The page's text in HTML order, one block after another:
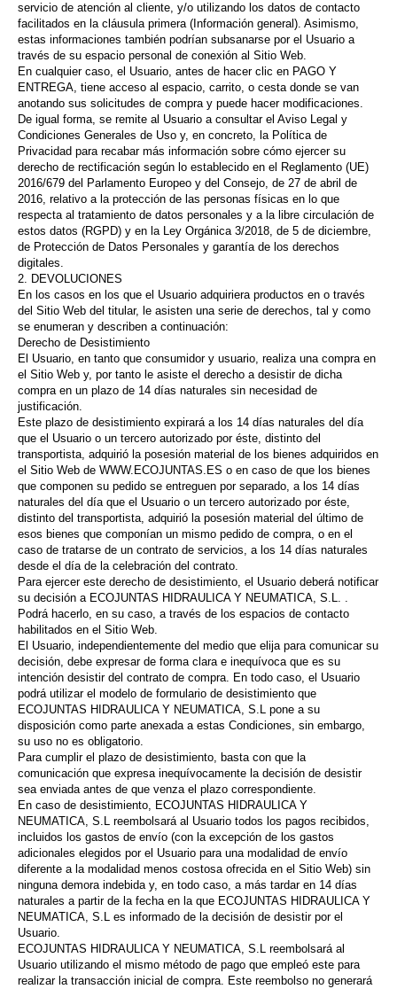
servicio de atención al cliente, y/o utilizando los datos de contacto
facilitados en la cláusula primera (Información general). Asimismo,
estas informaciones también podrían subsanarse por el Usuario a
través de su espacio personal de conexión al Sitio Web.
En cualquier caso, el Usuario, antes de hacer clic en PAGO Y
ENTREGA, tiene acceso al espacio, carrito, o cesta donde se van
anotando sus solicitudes de compra y puede hacer modificaciones.
De igual forma, se remite al Usuario a consultar el Aviso Legal y
Condiciones Generales de Uso y, en concreto, la Política de
Privacidad para recabar más información sobre cómo ejercer su
derecho de rectificación según lo establecido en el Reglamento (UE)
2016/679 del Parlamento Europeo y del Consejo, de 27 de abril de
2016, relativo a la protección de las personas físicas en lo que
respecta al tratamiento de datos personales y a la libre circulación de
estos datos (RGPD) y en la Ley Orgánica 3/2018, de 5 de diciembre,
de Protección de Datos Personales y garantía de los derechos
digitales.
2. DEVOLUCIONES
En los casos en los que el Usuario adquiriera productos en o través
del Sitio Web del titular, le asisten una serie de derechos, tal y como
se enumeran y describen a continuación:
Derecho de Desistimiento
El Usuario, en tanto que consumidor y usuario, realiza una compra en
el Sitio Web y, por tanto le asiste el derecho a desistir de dicha
compra en un plazo de 14 días naturales sin necesidad de
justificación.
Este plazo de desistimiento expirará a los 14 días naturales del día
que el Usuario o un tercero autorizado por éste, distinto del
transportista, adquirió la posesión material de los bienes adquiridos en
el Sitio Web de WWW.ECOJUNTAS.ES o en caso de que los bienes
que componen su pedido se entreguen por separado, a los 14 días
naturales del día que el Usuario o un tercero autorizado por éste,
distinto del transportista, adquirió la posesión material del último de
esos bienes que componían un mismo pedido de compra, o en el
caso de tratarse de un contrato de servicios, a los 14 días naturales
desde el día de la celebración del contrato.
Para ejercer este derecho de desistimiento, el Usuario deberá notificar
su decisión a ECOJUNTAS HIDRAULICA Y NEUMATICA, S.L. .
Podrá hacerlo, en su caso, a través de los espacios de contacto
habilitados en el Sitio Web.
El Usuario, independientemente del medio que elija para comunicar su
decisión, debe expresar de forma clara e inequívoca que es su
intención desistir del contrato de compra. En todo caso, el Usuario
podrá utilizar el modelo de formulario de desistimiento que
ECOJUNTAS HIDRAULICA Y NEUMATICA, S.L pone a su
disposición como parte anexada a estas Condiciones, sin embargo,
su uso no es obligatorio.
Para cumplir el plazo de desistimiento, basta con que la
comunicación que expresa inequívocamente la decisión de desistir
sea enviada antes de que venza el plazo correspondiente.
En caso de desistimiento, ECOJUNTAS HIDRAULICA Y
NEUMATICA, S.L reembolsará al Usuario todos los pagos recibidos,
incluidos los gastos de envío (con la excepción de los gastos
adicionales elegidos por el Usuario para una modalidad de envío
diferente a la modalidad menos costosa ofrecida en el Sitio Web) sin
ninguna demora indebida y, en todo caso, a más tardar en 14 días
naturales a partir de la fecha en la que ECOJUNTAS HIDRAULICA Y
NEUMATICA, S.L es informado de la decisión de desistir por el
Usuario.
ECOJUNTAS HIDRAULICA Y NEUMATICA, S.L reembolsará al
Usuario utilizando el mismo método de pago que empleó este para
realizar la transacción inicial de compra. Este reembolso no generará